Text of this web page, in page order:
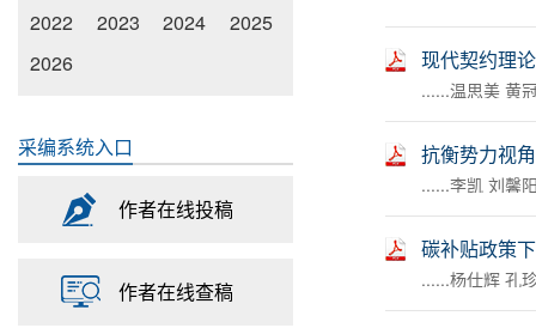
2022
2023 2024
2025
2026
采编系统入口
作者在线投稿
作者在线查稿
现代契约理
......温思美 黄
抗衡势力视
......李凯 刘馨
碳补贴政策
......杨仕辉 孔